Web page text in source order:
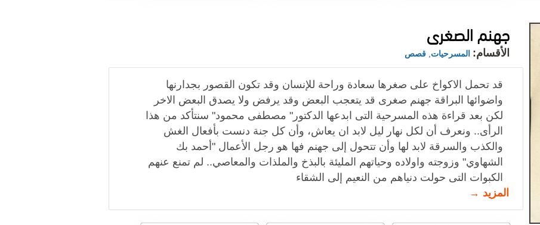
جهنم الصغرى
الأقسام: المسرحيات قصص
قد تحمل الاكواخ على صغرها سعادة وراحة للإنسان وقد تكون القصور بجدارنها
واضوائها البراقة جهنم صغرى قد يتعجب البعض وقد يرفض ولا يصدق البعض الاخر
لكن بعد قراءة هذه المسرحية التى ابدعها الدكتور" مصطفى محمود" سنتأكد من هذا
الرأى.. ونعرف أن لكل نهار ليل لابد ان يعاش، وأن كل جنة دنست بأفعال الغش
والكذب والسرقة لابد لها وأن تتحول إلى جهنم فها هو رجل الأعمال "أحمد بك
الشهاوي" وزوجته واولاده وحياتهم المليئة بالبذخ والملذات والمعاصي.. لم تمنع عنهم
الكبوات التى حولت دنياهم من النعيم إلى الشقاء
المزيد →